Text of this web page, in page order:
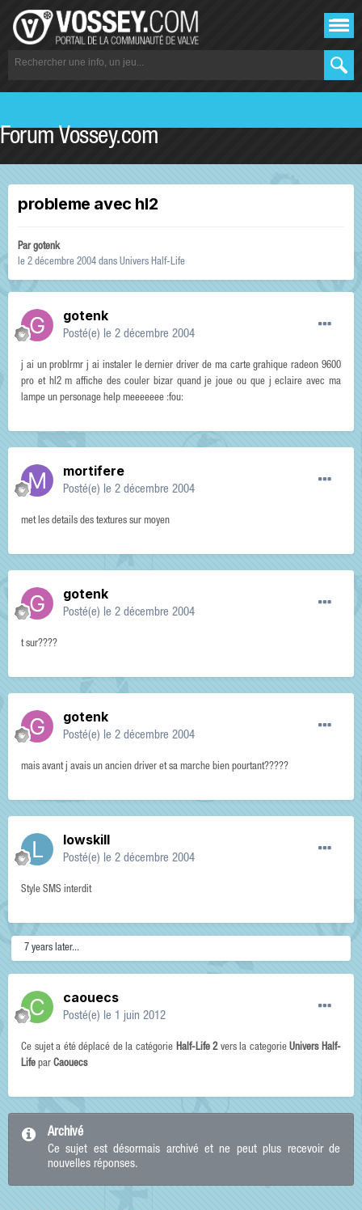
Forum Vossey.com
probleme avec hl2
Pargotenk
le 2 décembre 2004 dans Univers Half-Life
gotenk
Posté(e) le 2 décembre 2004
j ai un problrmr j ai instaler le dernier driver de ma carte grahique radeon 9600
pro et hl2 m affiche des couler bizar quand je joue ou que j eclaire avec ma
lampe un personage help meeeeeee :fou:
mortifere
Posté(e) le 2 décembre 2004
met les details des textures sur moyen
gotenk
Posté(e) le 2 décembre 2004
t sur????
gotenk
Posté(e) le 2 décembre 2004
mais avant j avais un ancien driver et sa marche bien pourtant?????
lowskill
Posté(e) le 2 décembre 2004
Style SMS interdit
7 years later...
caouecs
Posté(e) le 1 juin 2012
Ce sujet a été déplacé de la catégorie Half-Life 2vers la categorieUnivers Half-
Life par Caouecs
Archivé
Ce sujet est désormais archivé et ne peut plus recevoir de
nouvelles réponses.